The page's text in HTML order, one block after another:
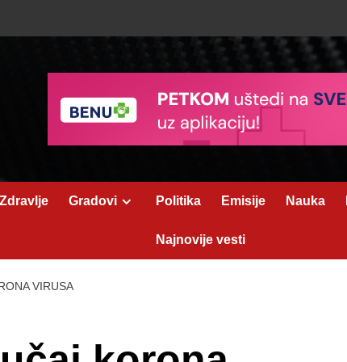
Zdravlje Gradovi Politika Emisije Nauka
Najnovije vesti
VIRUSA